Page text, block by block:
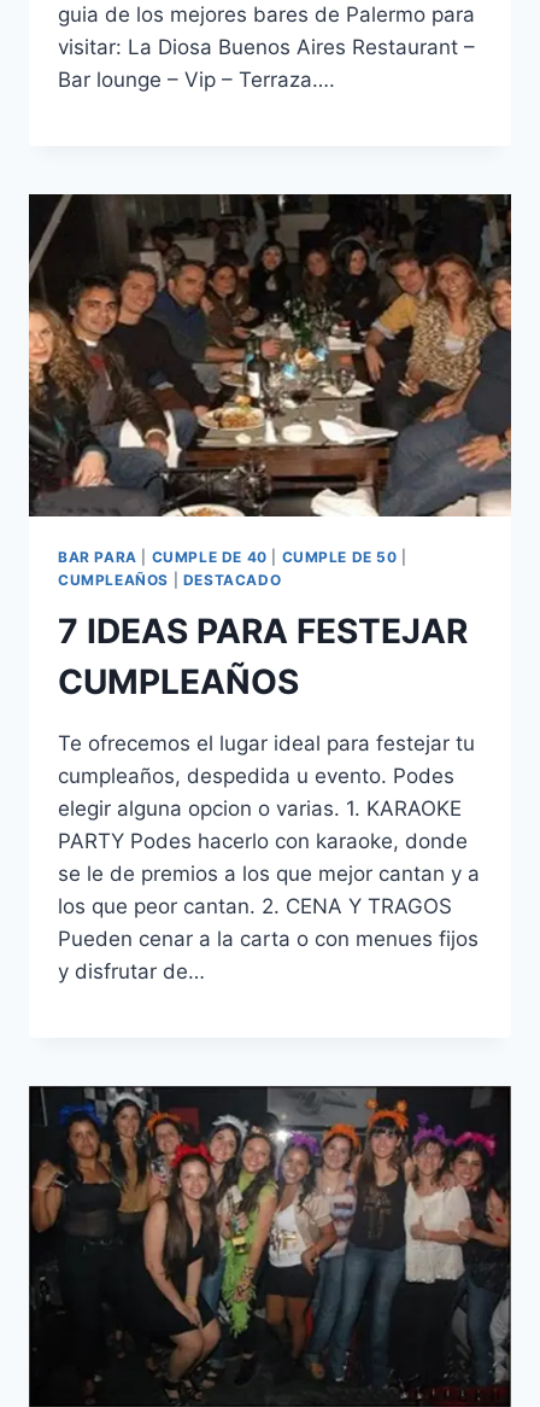
guia de los mejores bares de Palermo para
visitar: La Diosa Buenos Aires Restaurant –
Bar lounge – Vip – Terraza….
BAR PARA CUMPLE DE 40 CUMPLE DE 50
CUMPLEAÑOS
DESTACADO
7 IDEAS PARA FESTEJAR
CUMPLEAÑOS
Te ofrecemos el lugar ideal para festejar tu
cumpleaños, despedida u evento. Podes
elegir alguna opcion o varias. 1. KARAOKE
PARTY Podes hacerlo con karaoke, donde
se le de premios a los que mejor cantan y a
los que peor cantan. 2. CENA Y TRAGOS
Pueden cenar a la carta o con menues fijos
y disfrutar de…